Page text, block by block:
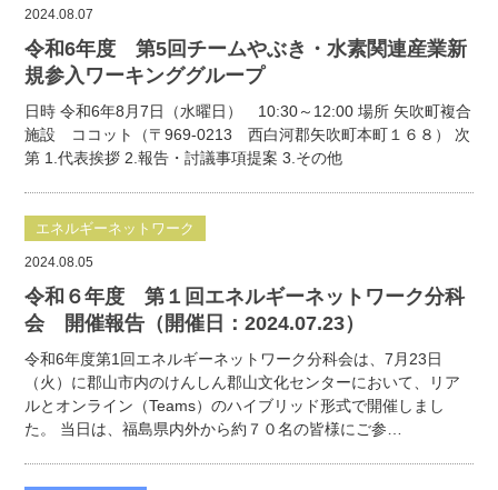
2024.08.07
令和6年度 第5回チームやぶき・水素関連産業新
規参入ワーキンググループ
日時 令和6年8月7日（水曜日） 10:30～12:00 場所 矢吹町複合
施設 ココット（〒969-0213 西白河郡矢吹町本町１６８） 次
第 1.代表挨拶 2.報告・討議事項提案 3.その他
エネルギーネットワーク
2024.08.05
令和６年度 第１回エネルギーネットワーク分科
会 開催報告（開催日：2024.07.23）
令和6年度第1回エネルギーネットワーク分科会は、7月23日
（火）に郡山市内のけんしん郡山文化センターにおいて、リア
ルとオンライン（Teams）のハイブリッド形式で開催しまし
た。 当日は、福島県内外から約７０名の皆様にご参…